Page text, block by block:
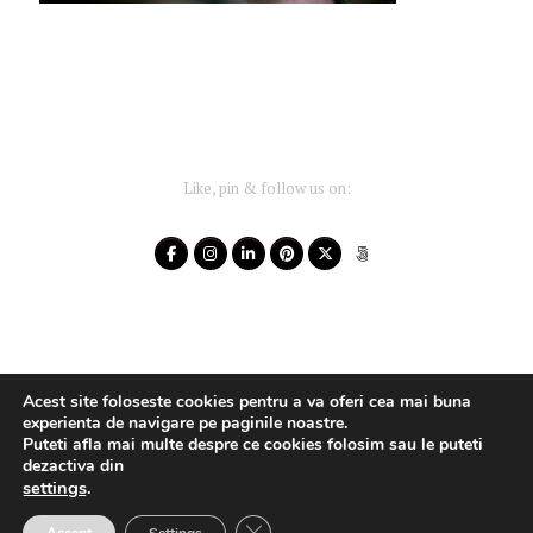
Like, pin & follow us on:
Acest site foloseste cookies pentru a va oferi cea mai buna
experienta de navigare pe paginile noastre.
Puteti afla mai multe despre ce cookies folosim sau le puteti
dezactiva din
settings.
Close GDPR Cookie Banner